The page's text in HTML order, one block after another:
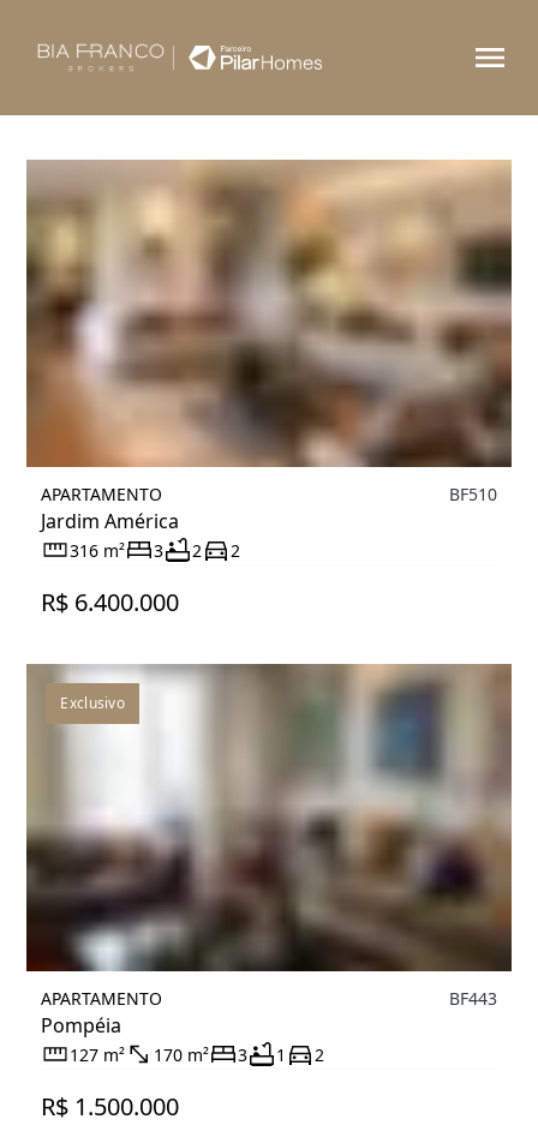
APARTAMENTO
Jardim América
BF510
316 m² 3 2 2
R$ 6.400.000
Exclusivo
APARTAMENTO
Pompéia
BF443
127 m² 170 m² 3 1 2
R$ 1.500.000